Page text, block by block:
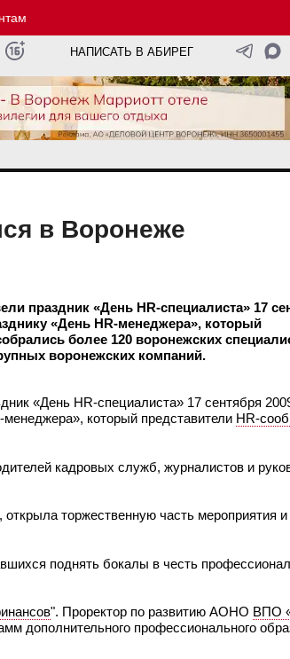
НАПИСАТЬ В АБИРЕГ
в Воронеже
праздник «День HR-специалиста» 17
«День HR-менеджера», который
более 120 воронежских
воронежских компаний.
«День HR-специалиста» 17 сентября
который представители HR-
кадровых служб, журналистов и
открыла торжественную часть мероприятия и
поднять бокалы в честь
". Проректор по развитию АОНО ВПО
дополнительного профессионального